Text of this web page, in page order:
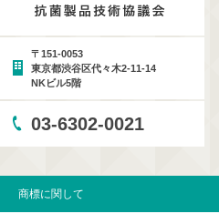
〒151-0053
東京都渋谷区代々木2-11-14
NKビル5階
03-6302-0021
商標に関して